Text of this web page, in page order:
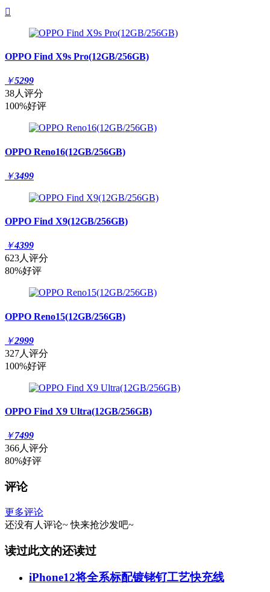

OPPO Find X9s Pro(12GB/256GB)
￥5299
38人评分
100%好评
OPPO Reno16(12GB/256GB)
￥3499
OPPO Find X9(12GB/256GB)
￥4399
623人评分
80%好评
OPPO Reno15(12GB/256GB)
￥2999
327人评分
100%好评
OPPO Find X9 Ultra(12GB/256GB)
￥7499
366人评分
80%好评
评论
更多评论
还没有人评论~ 快来抢沙发吧~
读过此文的还读过
iPhone12将全系标配镀铑钌工艺快充线